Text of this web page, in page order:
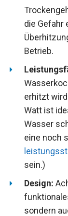
die Gefahr
Betrieb.
erhitzt
Watt ist
Wasser
eine noch
sein.)
Design:
sondern